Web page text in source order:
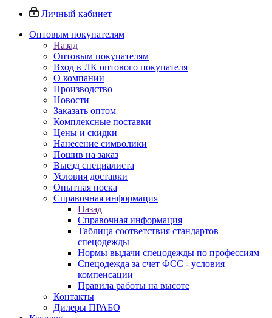
Личный кабинет
Оптовым покупателям
Назад
Оптовым покупателям
Вход в ЛК оптового покупателя
О компании
Производство
Новости
Заказать оптом
Комплексные поставки
Цены и скидки
Нанесение символики
Пошив на заказ
Выезд специалиста
Условия доставки
Опытная носка
Справочная информация
Назад
Справочная информация
Таблица соответствия стандартов
спецодежды
Нормы выдачи спецодежды по профессиям
Спецодежда за счет ФСС - условия
компенсации
Правила работы на высоте
Контакты
Дилеры ПРАБО